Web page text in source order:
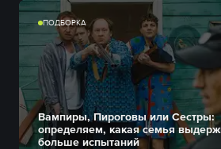
ПОДБОРКА
Вампиры, Пироговы или Сестры:
определяем, какая семья
больше испытаний